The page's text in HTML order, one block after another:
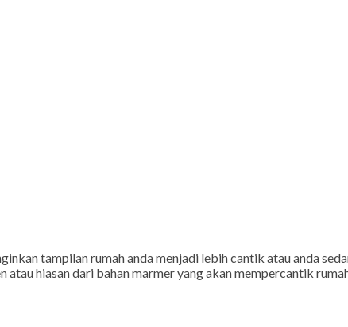
tampilan rumah anda menjadi lebih cantik atau anda
hiasan dari bahan marmer yang akan mempercantik